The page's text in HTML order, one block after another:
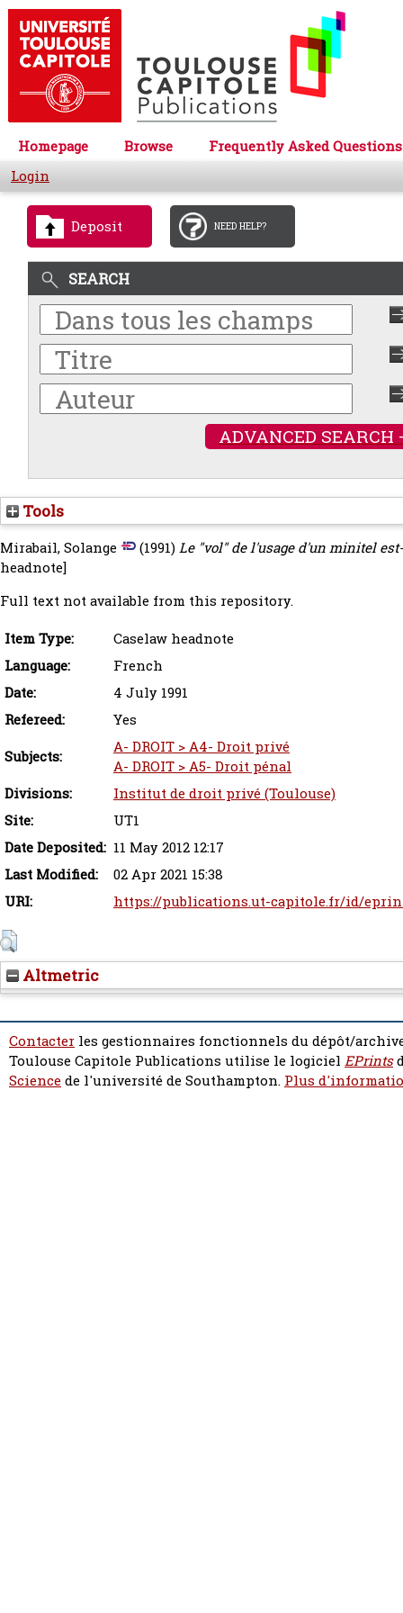
Homepage Browse
Frequently Asked Questions
Login
Deposit NEED HELP?
SEARCH
ADVANCED SEARCH
Tools
Mirabail, Solange (1991)Le "vol" de l'usage d'un minitel
headnote]
Full text not available from this repository.
Item Type:
Caselaw headnote
Language:
French
Date:
4 July 1991
Refereed:
Yes
Subjects:
A- DROIT > A4- Droit privé
A- DROIT > A5- Droit pénal
Divisions:
Institut de droit privé (Toulouse)
Site:
UT1
Date Deposited: 11 May 2012 12:17
Last Modified:
02 Apr 2021 15:38
URI:
https://publications.ut-capitole.fr/id/
Altmetric
Contacter les gestionnaires fonctionnels du dépôt/
Toulouse Capitole Publications utilise le logiciel EPrints
Sciencede l'université de Southampton. Plus